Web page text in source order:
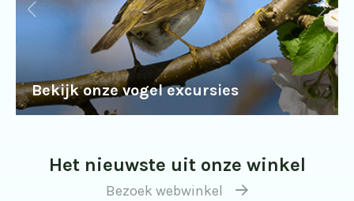
Bekijk onze vogel excursies
Het nieuwste uit onze winkel
Bezoek webwinkel